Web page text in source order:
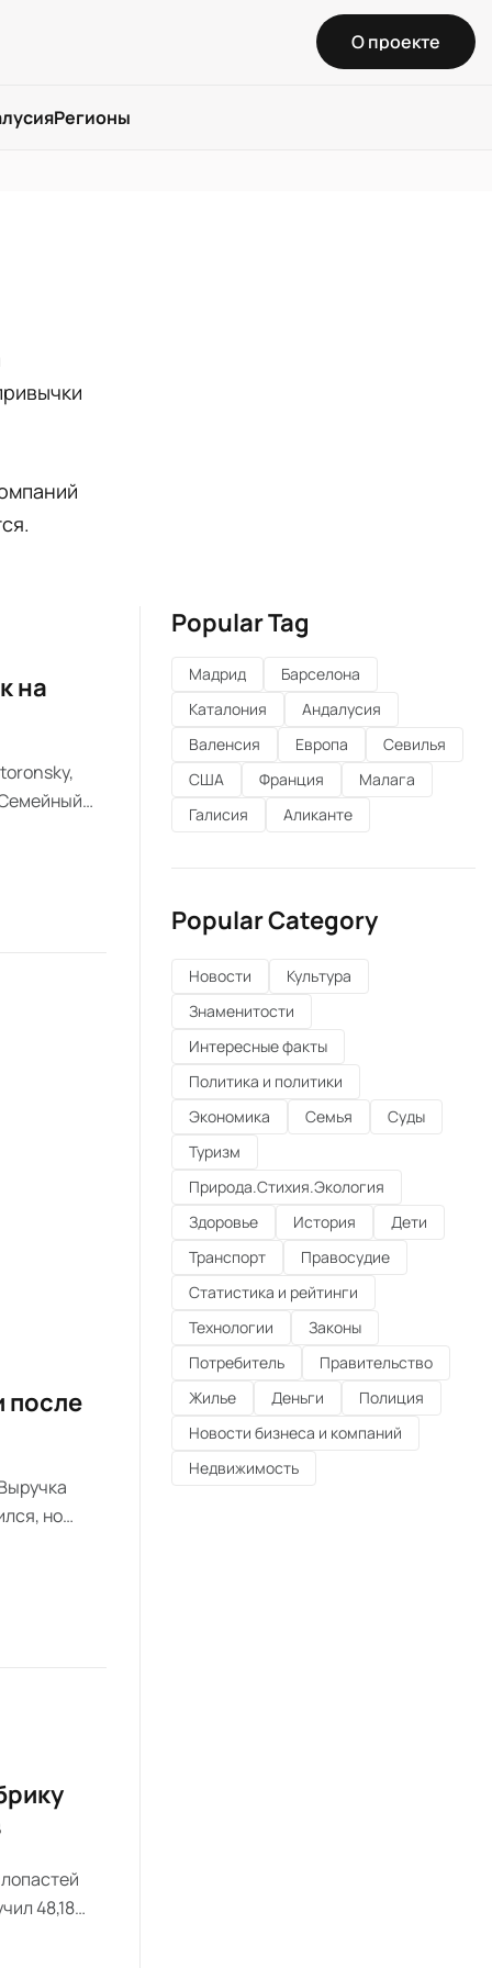
О проекте
Регионы
на
после
но
48,18
Popular Tag
Мадрид
Барселона
Каталония
Андалусия
Валенсия
Европа
Севилья
США
Франция
Малага
Галисия
Аликанте
Popular Category
Новости
Культура
Знаменитости
Интересные факты
Политика и политики
Экономика
Семья
Суды
Туризм
Природа.Стихия.Экология
Здоровье
История
Дети
Транспорт
Правосудие
Статистика и рейтинги
Технологии
Законы
Потребитель
Правительство
Жилье
Деньги
Полиция
Новости бизнеса и компаний
Недвижимость